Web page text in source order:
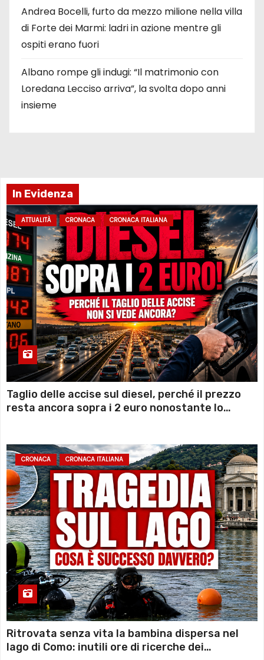
Andrea Bocelli, furto da mezzo milione nella villa
di Forte dei Marmi: ladri in azione mentre gli
ospiti erano fuori
Albano rompe gli indugi: “Il matrimonio con
Loredana Lecciso arriva”, la svolta dopo anni
insieme
In Evidenza
ATTUALITÀ CRONACA CRONACA ITALIANA
Taglio delle accise sul diesel, perché il prezzo
resta ancora sopra i 2 euro nonostante lo
CRONACA CRONACA ITALIANA
Ritrovata senza vita la bambina dispersa nel
lago di Como: inutili ore di ricerche dei